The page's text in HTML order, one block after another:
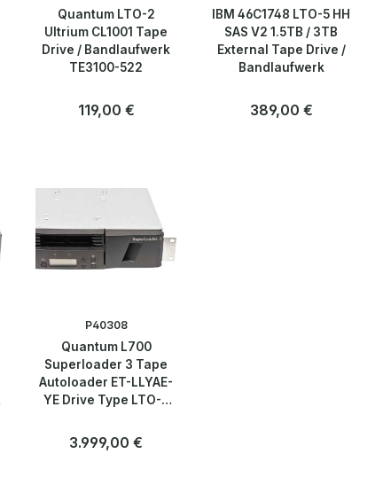
Quantum LTO-2
Ultrium CL1001 Tape
Drive / Bandlaufwerk
TE3100-522
Regulärer Preis:
119,00 €
IBM 46C1748 LTO-5 HH
SAS V2 1.5TB / 3TB
External Tape Drive /
Bandlaufwerk
Regulärer Preis:
389,00 €
P40308
Quantum L700
Superloader 3 Tape
Autoloader ET-LLYAE-
YE Drive Type LTO-7
Magazines 2U 2HE
Regulärer Preis:
3.999,00 €